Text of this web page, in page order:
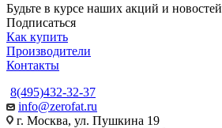
Будьте в курсе наших акций и новостей
Подписаться
Как купить
Производители
Контакты
8(495)432-32-37
info@zerofat.ru
г. Москва, ул. Пушкина 19